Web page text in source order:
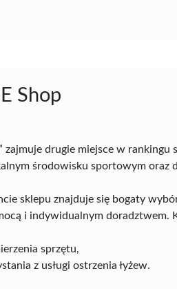
Shop
zajmuje drugie miejsce w
środowisku sportowym oraz
sklepu znajduje się bogaty
i indywidualnym doradztwem.
sprzętu,
z usługi ostrzenia łyżew.